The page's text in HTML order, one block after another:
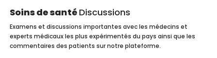
Soins de santé Discussions
Examens et discussions importantes avec les médecins et
experts médicaux les plus expérimentés du pays ainsi que les
commentaires des patients sur notre plateforme.